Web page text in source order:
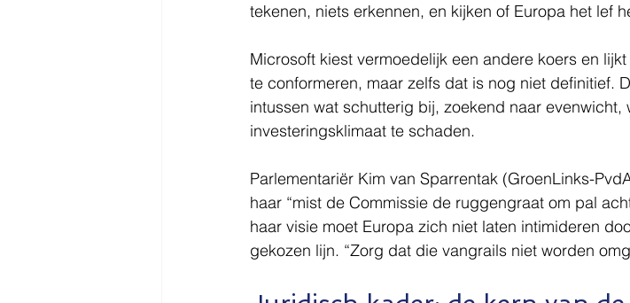
tekenen, niets erkennen, en kijken of Europa het lef
Microsoft kiest vermoedelijk een andere koers en
te conformeren, maar zelfs dat is nog niet definitief.
intussen wat schutterig bij, zoekend naar
investeringsklimaat te schaden.
Parlementariër Kim van Sparrentak (GroenLinks-
haar “mist de Commissie de ruggengraat om pal
haar visie moet Europa zich niet laten intimideren
gekozen lijn. “Zorg dat die vangrails niet worden